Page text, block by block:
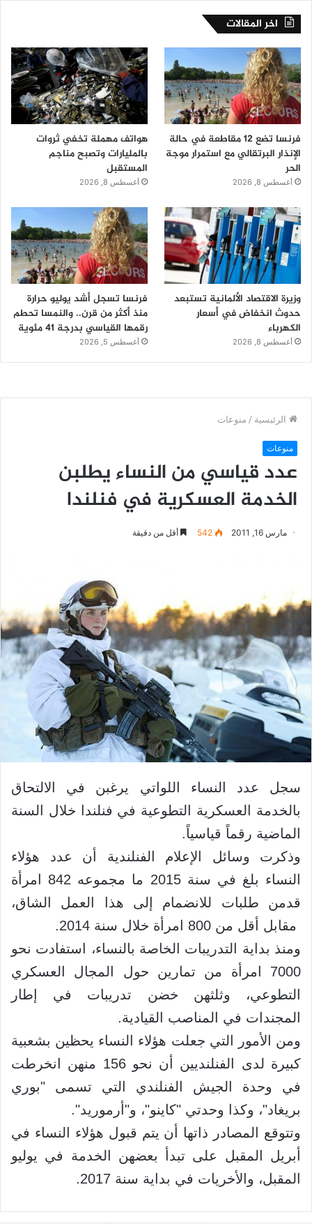
اخر المقالات
فرنسا تضع 12 مقاطعة في حالة
الإنذار البرتقالي مع استمرار موجة
الحر
أغسطس 8, 2026
هواتف مهملة تخفي ثروات
بالمليارات وتصبح مناجم
المستقبل
أغسطس 8, 2026
وزيرة الاقتصاد الألمانية تستبعد
حدوث انخفاض في أسعار
الكهرباء
أغسطس 8, 2026
فرنسا تسجل أشد يوليو حرارة
منذ أكثر من قرن.. والنمسا تحطم
رقمها القياسي بدرجة 41 مئوية
أغسطس 5, 2026